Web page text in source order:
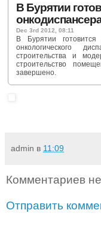
В Бурятии
Dec 3rd 2012, 08:11
В Бурятии
онкологического
строительства и
строительство
завершено.
admin в 11:09
Комментариев
Отправить